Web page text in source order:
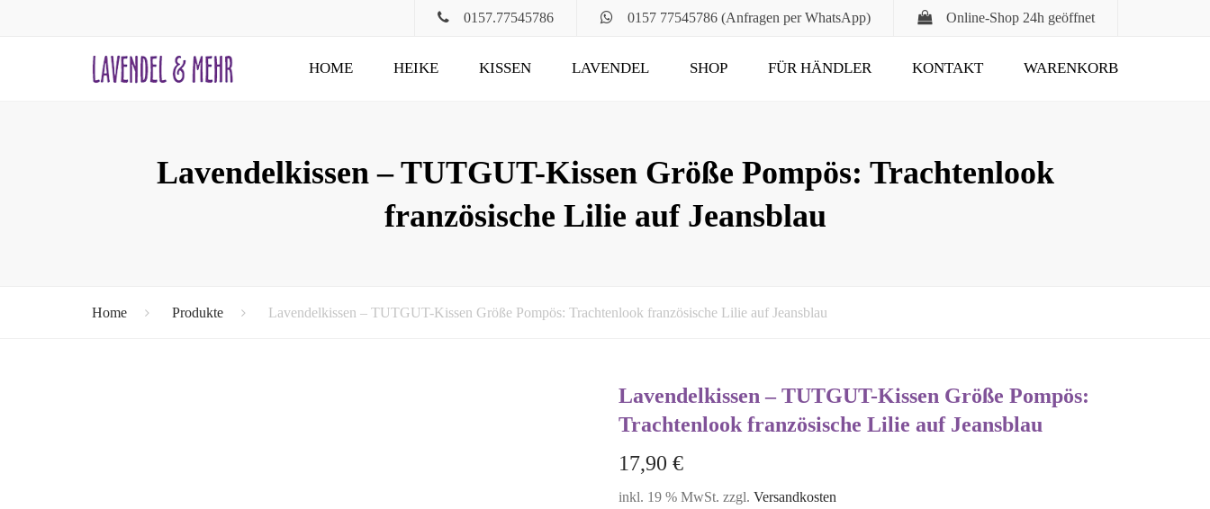
0157.77545786 0157 77545786 (Anfragen per WhatsApp) Online-Shop 24h geöffnet
Submit
HOME HEIKE KISSEN
MAXIMA
LAVENDEL
FÜR MUND, HALS
UND HAARE
UND DANN NOCH
SHOP FÜR HÄNDLER KONTAKT WARENKORB
Lavendelkissen – TUTGUT-Kissen Größe Pompös: Trachtenlook
französische Lilie auf Jeansblau
Home Produkte Lavendelkissen – TUTGUT-Kissen Größe Pompös: Trachtenlook französische Lilie auf Jeansblau
Lavendelkissen – TUTGUT-Kissen Größe Pompös:
Trachtenlook französische Lilie auf Jeansblau
17,90 €
inkl. 19 % MwSt. zzgl. Versandkosten